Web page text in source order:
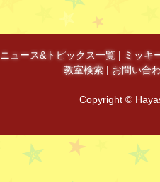
ニュース&トピックス一覧 | ミッキ
教室検索 | お問い合
Copyright ©